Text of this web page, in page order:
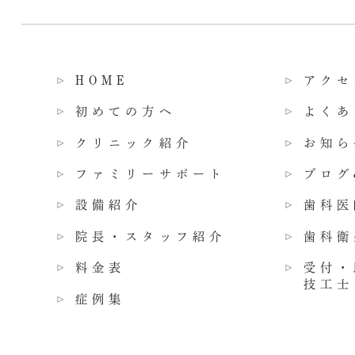
HOME
初めての方へ
クリニック紹介
ファミリーサポート
設備紹介
院長・スタッフ紹介
料金表
症例集
アク
よく
お知
ブロ
歯科
歯科
受付
技工